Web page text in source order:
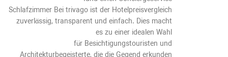
Schlafzimmer Bei trivago ist der Hotelpreisvergleich
zuverlässig, transparent und einfach. Dies macht
es zu einer idealen Wahl
für Besichtigungstouristen und